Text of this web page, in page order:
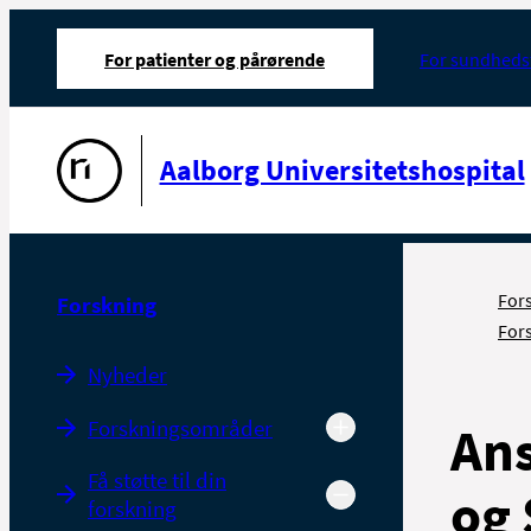
For patienter og pårørende For
Aalborg Universitetshospital
Forskning
Nyheder
Forskningsområder
Få støtte til din
forskning
og